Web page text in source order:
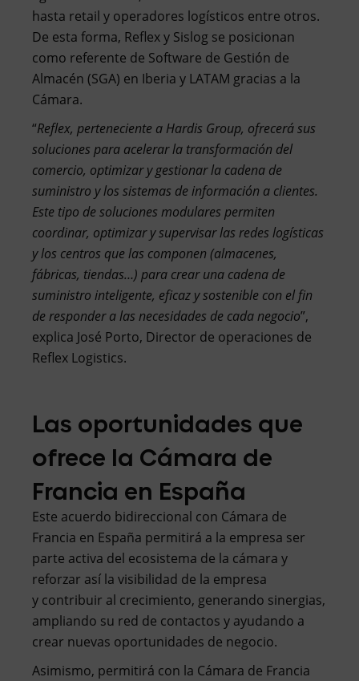
hasta retail y operadores logísticos entre otros.
De esta forma, Reflex y Sislog se posicionan
como referente de Software de Gestión de
Almacén (SGA) en Iberia y LATAM gracias a la
Cámara.
“Reflex, perteneciente a Hardis Group, ofrecerá sus
soluciones para acelerar la transformación del
comercio, optimizar y gestionar la cadena de
suministro y los sistemas de información a clientes.
Este tipo de soluciones modulares permiten
coordinar, optimizar y supervisar las redes logísticas
y los centros que las componen (almacenes,
fábricas, tiendas…) para crear una cadena de
suministro inteligente, eficaz y sostenible con el fin
de responder a las necesidades de cada negocio”,
explica José Porto, Director de operaciones de
Reflex Logistics.
Las oportunidades que
ofrece la Cámara de
Francia en España
Este acuerdo bidireccional con Cámara de
Francia en España permitirá a la empresa ser
parte activa del ecosistema de la cámara y
reforzar así la visibilidad de la empresa
y contribuir al crecimiento, generando sinergias,
ampliando su red de contactos y ayudando a
crear nuevas oportunidades de negocio.
Asimismo, permitirá con la Cámara de Francia